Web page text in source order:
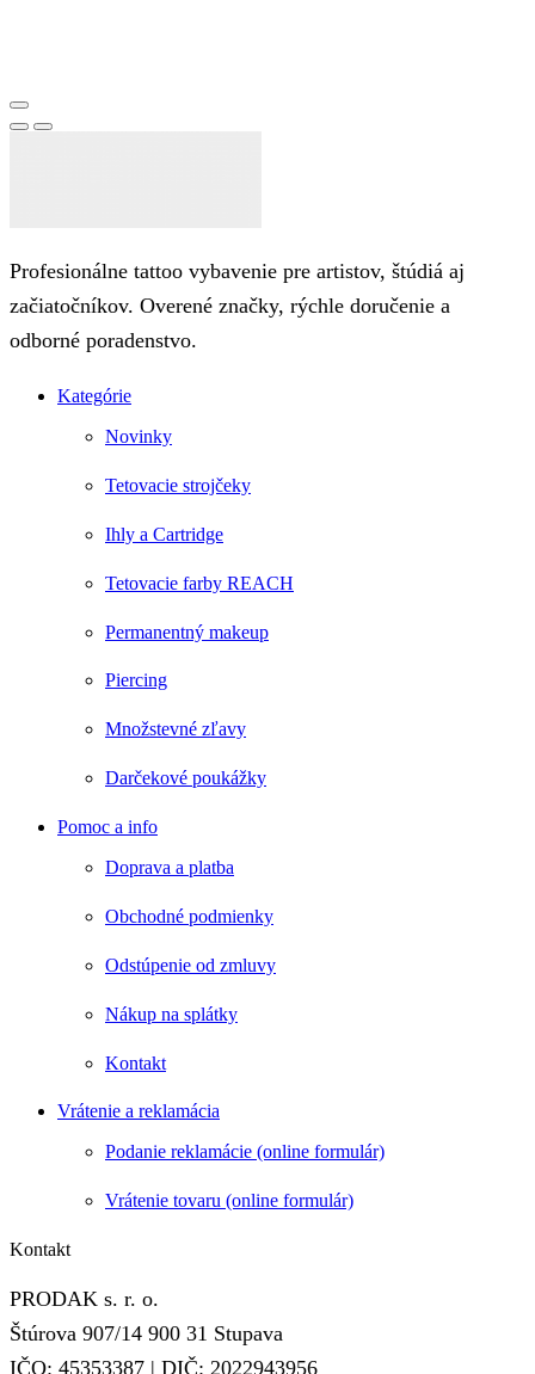
Profesionálne tattoo vybavenie pre artistov, štúdiá aj
začiatočníkov. Overené značky, rýchle doručenie a
odborné poradenstvo.
Kategórie
Novinky
Tetovacie strojčeky
Ihly a Cartridge
Tetovacie farby REACH
Permanentný makeup
Piercing
Množstevné zľavy
Darčekové poukážky
Pomoc a info
Doprava a platba
Obchodné podmienky
Odstúpenie od zmluvy
Nákup na splátky
Kontakt
Vrátenie a reklamácia
Podanie reklamácie (online formulár)
Vrátenie tovaru (online formulár)
Kontakt
PRODAK s. r. o.
Štúrova 907/14 900 31 Stupava
IČO: 45353387 | DIČ: 2022943956